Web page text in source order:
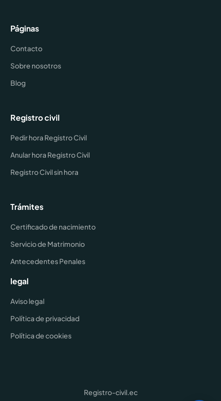
Páginas
Contacto
Sobre nosotros
Blog
Registro civil
Pedir hora Registro Civil
Anular hora Registro Civil
Registro Civil sin hora
Trámites
Certificado de nacimiento
Servicio de Matrimonio
Antecedentes Penales
legal
Aviso legal
Política de privacidad
Política de cookies
Registro-civil.ec